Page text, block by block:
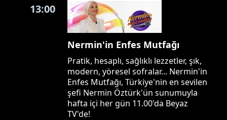
13:00
Nermin'in Enfes Mutfağı
Pratik, hesaplı, sağlıklı lezzetler, şık,
modern, yöresel sofralar... Nermin'in
Enfes Mutfağı, Türkiye'nin en sevilen
şefi Nermin Öztürk'ün sunumuyla
hafta içi her gün 11.00'da Beyaz
TV'de!